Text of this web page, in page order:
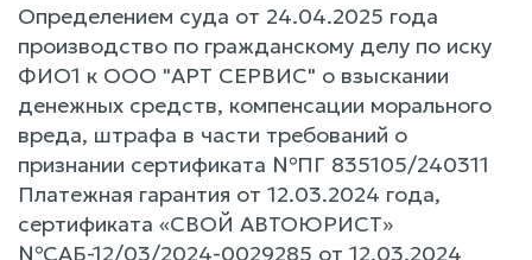
Определением суда от 24.04.2025 года
производство по гражданскому делу по иску
ФИО1 к ООО "АРТ СЕРВИС" о взыскании
денежных средств, компенсации морального
вреда, штрафа в части требований о
признании сертификата №ПГ 835105/240311
Платежная гарантия от 12.03.2024 года,
сертификата «СВОЙ АВТОЮРИСТ»
№САБ-12/03/2024-0029285 от 12.03.2024